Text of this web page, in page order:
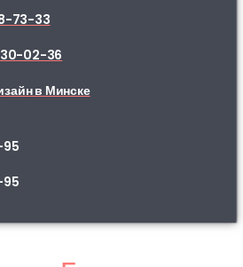
73-33
02-36
в Минске